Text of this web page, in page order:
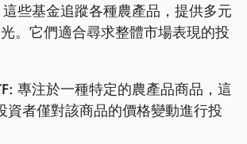
這些基金追蹤各種農產品，提供多元
。它們適合尋求整體市場表現的投
專注於一種特定的農產品商品，這
資者僅對該商品的價格變動進行投